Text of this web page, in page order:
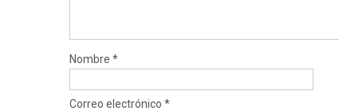
Nombre *
Correo electrónico *